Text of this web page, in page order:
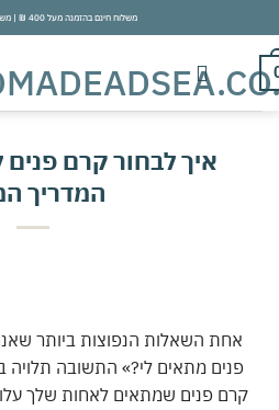
משלוח חינם בהזמנה מעל 400 ₪ | משלוח מהיר לכל הארץ
איך לבחור קרם פנים
המדריך
אחת השאלות הנפוצות ביותר
פנים מתאים לי?» התשובה
קרם פנים שמתאים לאחות שלך עלול